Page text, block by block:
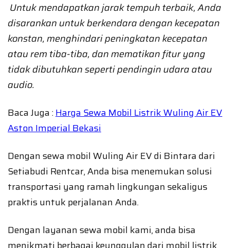
Untuk mendapatkan jarak tempuh terbaik, Anda
disarankan untuk berkendara dengan kecepatan
konstan, menghindari peningkatan kecepatan
atau rem tiba-tiba, dan mematikan fitur yang
tidak dibutuhkan seperti pendingin udara atau
audio.
Baca Juga :Harga Sewa Mobil Listrik Wuling Air EV
Aston Imperial Bekasi
Dengan sewa mobil Wuling Air EV di Bintara dari
Setiabudi Rentcar, Anda bisa menemukan solusi
transportasi yang ramah lingkungan sekaligus
praktis untuk perjalanan Anda.
Dengan layanan sewa mobil kami, anda bisa